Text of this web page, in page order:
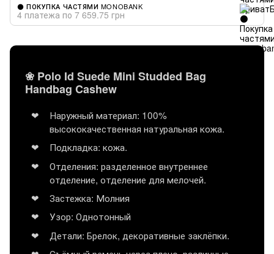
⚫ ПОКУПКА ЧАСТЯМИ MONOBANK
4 платежа по 7 659.75 грн
❀ Polo Id Suede Mini Studded Bag
Handbag Cashew
Наружный материал: 100%
высококачественная натуральная кожа.
Подкладка: кожа.
Отделения: разделенное внутреннее
отделение, отделение для мелочей.
Застежка: Молния
Узор: Однотонный
Детали: Брелок, декоративные заклёпки.